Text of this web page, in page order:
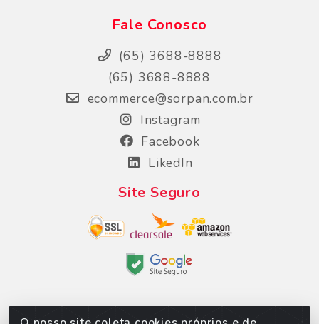
Fale Conosco
(65) 3688-8888
(65) 3688-8888
ecommerce@sorpan.com.br
Instagram
Facebook
LikedIn
Site Seguro